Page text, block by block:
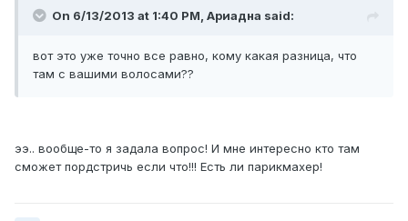
On 6/13/2013 at 1:40 PM, Ариадна said:
вот это уже точно все равно, кому какая разница, что
там с вашими волосами??
ээ.. вообще-то я задала вопрос! И мне интересно кто там
сможет пордстричь если что!!! Есть ли парикмахер!